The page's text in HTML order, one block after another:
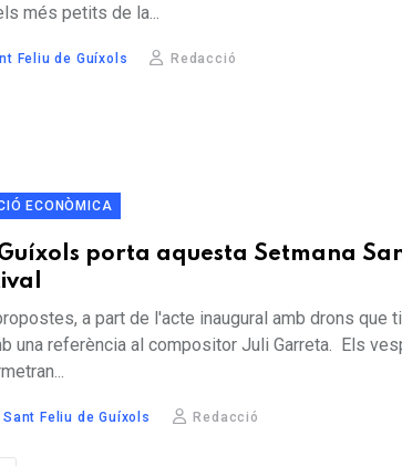
més petits de la...
Feliu de Guíxols Redacció
ECONÒMICA
porta aquesta Setmana
a part de l'acte inaugural amb drons que
una referència al compositor Juli Garreta. Els
Sant Feliu de Guíxols Redacció